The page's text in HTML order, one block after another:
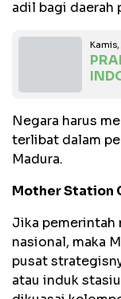
adil bagi daerah
Negara harus
terlibat dalam
Madura.
Mother Station
Jika pemerintah
nasional, maka
pusat
atau induk